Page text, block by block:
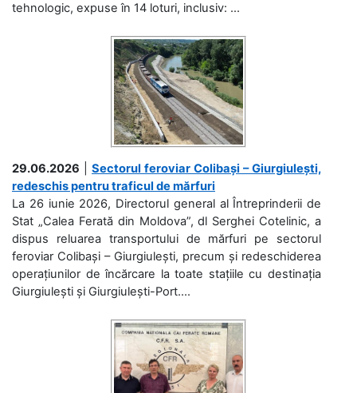
tehnologic, expuse în 14 loturi, inclusiv: ...
29.06.2026
Sectorul feroviar Colibași – Giurgiulești,
redeschis pentru traficul de mărfuri
La 26 iunie 2026, Directorul general al Întreprinderii de
Stat „Calea Ferată din Moldova”, dl Serghei Cotelinic, a
dispus reluarea transportului de mărfuri pe sectorul
feroviar Colibași – Giurgiulești, precum și redeschiderea
operațiunilor de încărcare la toate stațiile cu destinația
Giurgiulești și Giurgiulești-Port....